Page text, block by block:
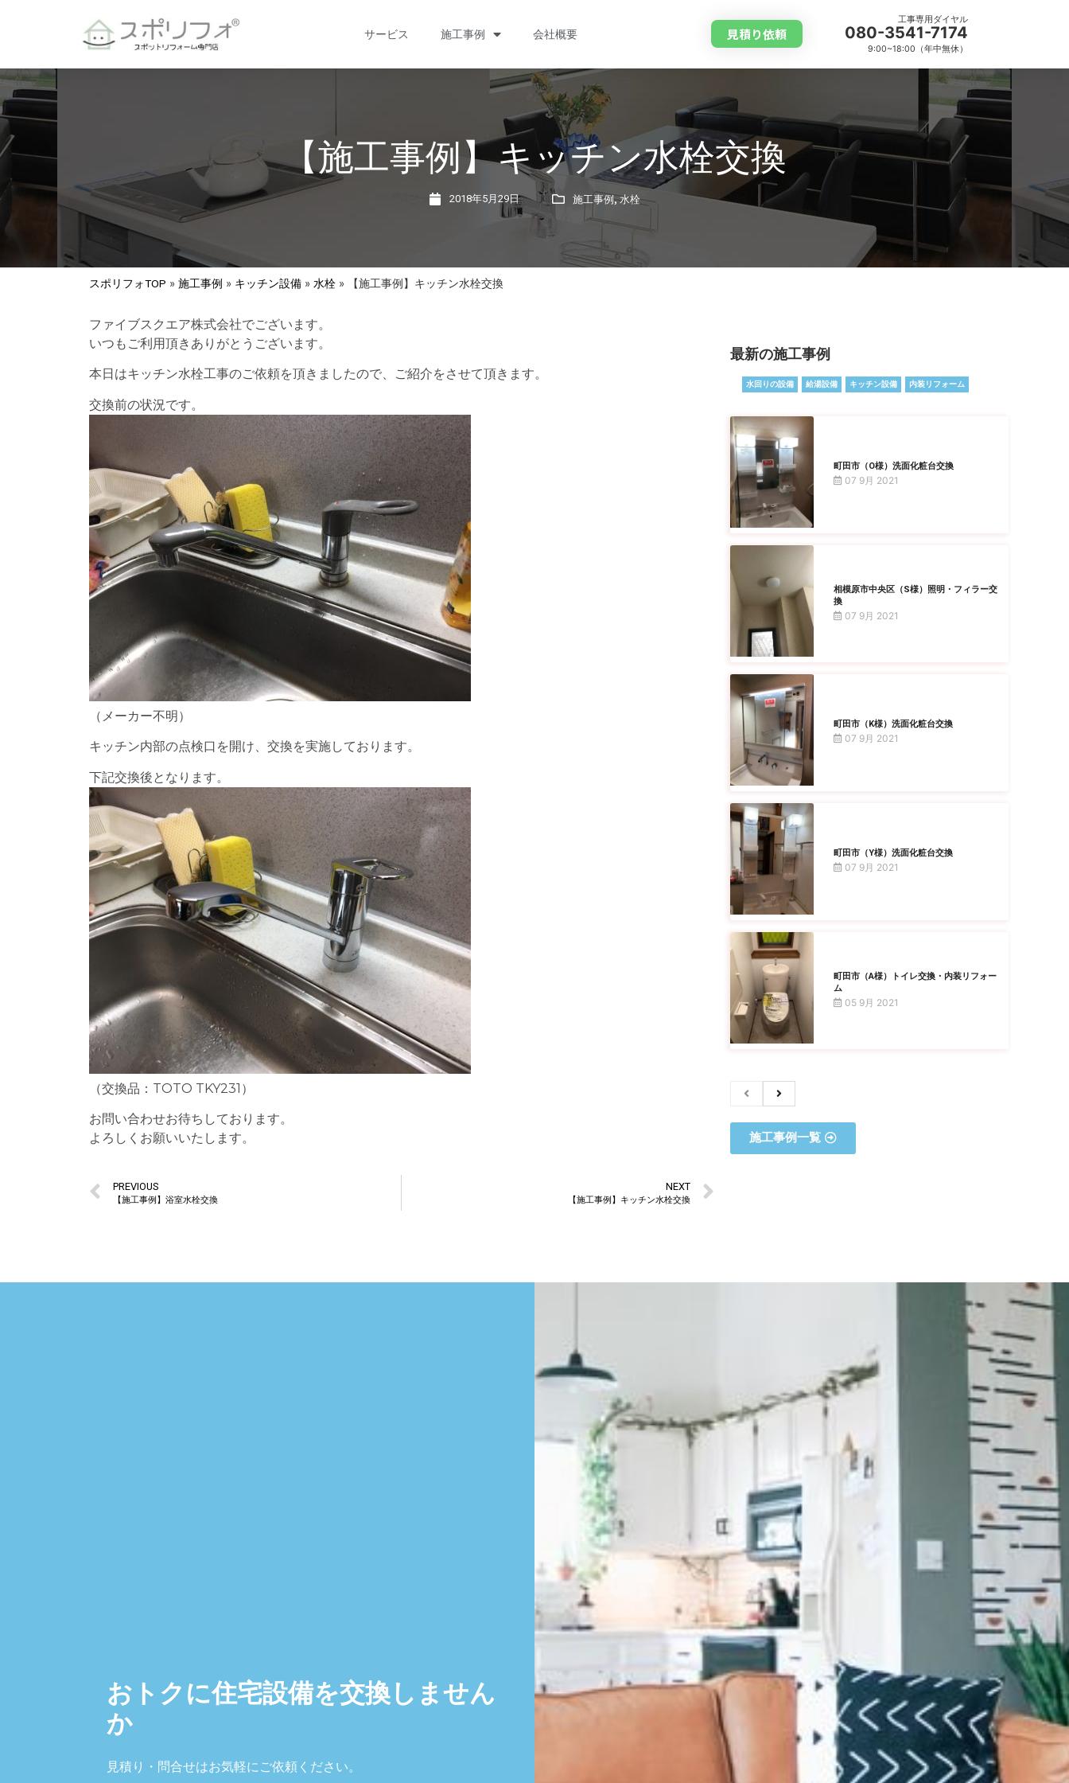
サービス 施工事例 会社概要 見積り依頼
工事専用ダイヤル
080-3541-7174
9:00~18:00（年中無休）
【施工事例】キッチン水栓交換
2018年5月29日 施工事例,水栓
スポリフォTOP » 施工事例 » キッチン設備 » 水栓 » 【施工事例】キッチン水栓交換
ファイブスクエア株式会社でございます。
いつもご利用頂きありがとうございます。
本日はキッチン水栓工事のご依頼を頂きましたので、ご紹介をさせて頂きます。
交換前の状況です。
（メーカー不明）
キッチン内部の点検口を開け、交換を実施しております。
下記交換後となります。
（交換品：TOTO TKY231）
お問い合わせお待ちしております。
よろしくお願いいたします。
PREVIOUS
【施工事例】浴室水栓交換
NEXT
【施工事例】キッチン水栓交換
最新の施工事例
水回りの設備 給湯設備 キッチン設備 内装リフォーム
町田市（O様）洗面化粧台交換
07 9月 2021
相模原市中央区（S様）照明・フィラー交
換
07 9月 2021
町田市（K様）洗面化粧台交換
07 9月 2021
町田市（Y様）洗面化粧台交換
07 9月 2021
町田市（A様）トイレ交換・内装リフォー
ム
05 9月 2021
施工事例一覧
おトクに住宅設備を交換しません
か
見積り・問合せはお気軽にご依頼ください。